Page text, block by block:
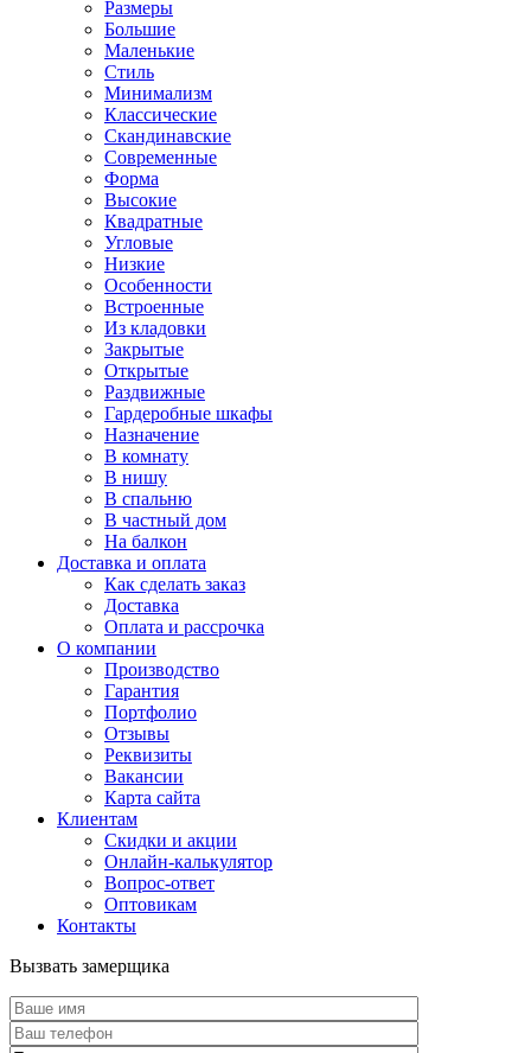
Размеры
Большие
Маленькие
Стиль
Минимализм
Классические
Скандинавские
Современные
Форма
Высокие
Квадратные
Угловые
Низкие
Особенности
Встроенные
Из кладовки
Закрытые
Открытые
Раздвижные
Гардеробные шкафы
Назначение
В комнату
В нишу
В спальню
В частный дом
На балкон
Доставка и оплата
Как сделать заказ
Доставка
Оплата и рассрочка
О компании
Производство
Гарантия
Портфолио
Отзывы
Реквизиты
Вакансии
Карта сайта
Клиентам
Скидки и акции
Онлайн-калькулятор
Вопрос-ответ
Оптовикам
Контакты
Вызвать замерщика